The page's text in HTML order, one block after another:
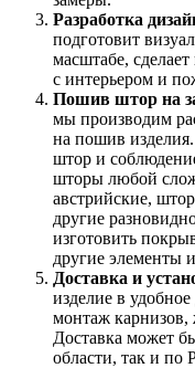
Разработка
подготовит
масштабе,
с интерьером и
Пошив штор на
мы производим
на пошив
штор и
шторы любой
австрийские,
другие
изготовить
другие элементы
Доставка и
изделие в
монтаж
Доставка может
области, так и по